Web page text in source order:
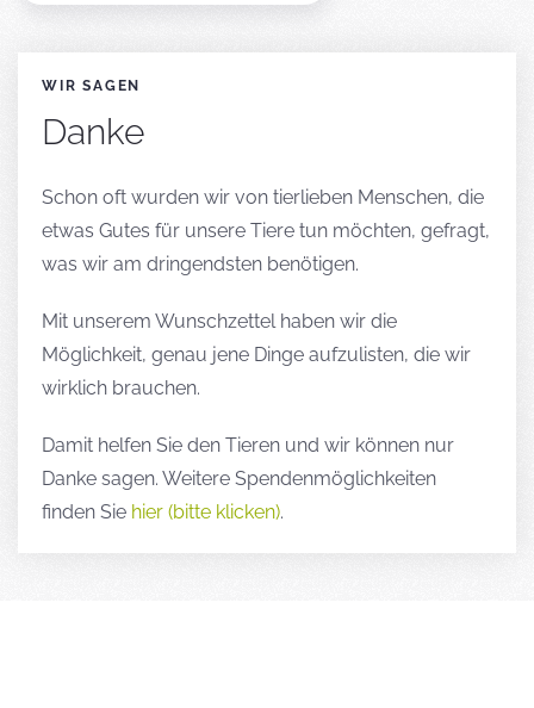
WIR SAGEN
Danke
Schon oft wurden wir von tierlieben Menschen, die
etwas Gutes für unsere Tiere tun möchten, gefragt,
was wir am dringendsten benötigen.
Mit unserem Wunschzettel haben wir die
Möglichkeit, genau jene Dinge aufzulisten, die wir
wirklich brauchen.
Damit helfen Sie den Tieren und wir können nur
Danke sagen. Weitere Spendenmöglichkeiten
finden Sie hier (bitte klicken).